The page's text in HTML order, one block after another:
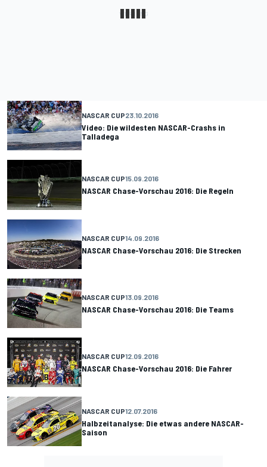
NASCAR CUP23.10.2016
Video: Die wildesten NASCAR-Crashs in
Talladega
NASCAR CUP15.09.2016
NASCAR Chase-Vorschau 2016: Die Regeln
NASCAR CUP14.09.2016
NASCAR Chase-Vorschau 2016: Die Strecken
NASCAR CUP13.09.2016
NASCAR Chase-Vorschau 2016: Die Teams
NASCAR CUP12.09.2016
NASCAR Chase-Vorschau 2016: Die Fahrer
NASCAR CUP12.07.2016
Halbzeitanalyse: Die etwas andere NASCAR-
Saison